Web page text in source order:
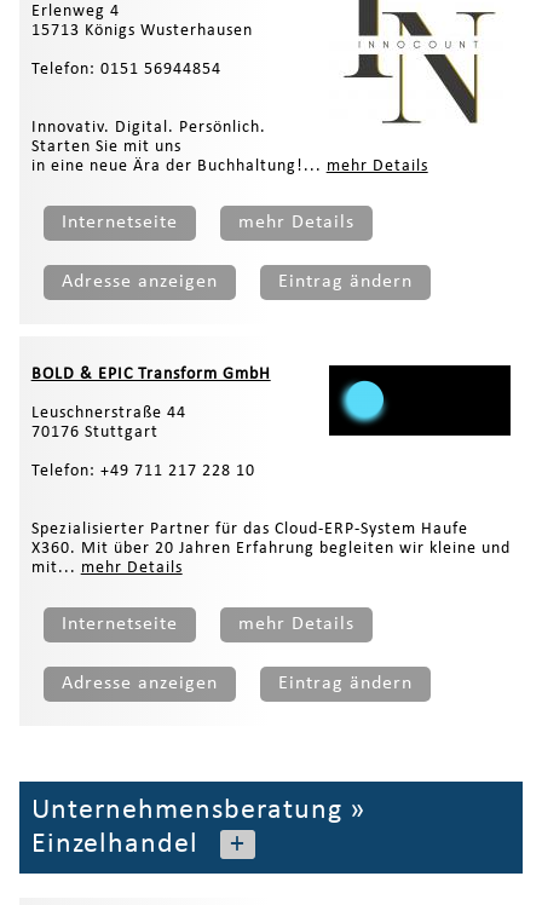
Erlenweg 4
15713 Königs Wusterhausen
Telefon: 0151 56944854
Innovativ. Digital. Persönlich.
Starten Sie mit uns
in eine neue Ära der Buchhaltung!... mehr Details
Internetseite mehr Details
Adresse anzeigen Eintrag ändern
BOLD & EPIC Transform GmbH
Leuschnerstraße 44
70176 Stuttgart
Telefon: +49 711 217 228 10
Spezialisierter Partner für das Cloud-ERP-System Haufe
X360. Mit über 20 Jahren Erfahrung begleiten wir kleine und
mit... mehr Details
Internetseite mehr Details
Adresse anzeigen Eintrag ändern
Unternehmensberatung »
Einzelhandel
+